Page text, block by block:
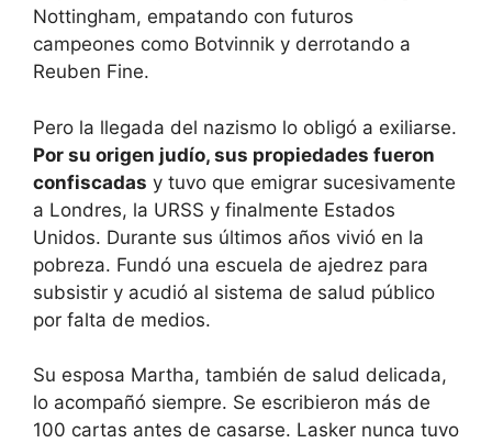
Nottingham, empatando con futuros
campeones como Botvinnik y derrotando a
Reuben Fine.
Pero la llegada del nazismo lo obligó a exiliarse.
Por su origen judío, sus propiedades fueron
confiscadas y tuvo que emigrar sucesivamente
a Londres, la URSS y finalmente Estados
Unidos. Durante sus últimos años vivió en la
pobreza. Fundó una escuela de ajedrez para
subsistir y acudió al sistema de salud público
por falta de medios.
Su esposa Martha, también de salud delicada,
lo acompañó siempre. Se escribieron más de
100 cartas antes de casarse. Lasker nunca tuvo